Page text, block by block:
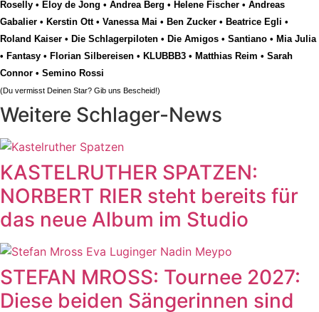
Roselly • Eloy de Jong • Andrea Berg • Helene Fischer • Andreas
Gabalier • Kerstin Ott• Vanessa Mai • Ben Zucker • Beatrice Egli •
Roland Kaiser • Die Schlagerpiloten • Die Amigos • Santiano • Mia Julia
• Fantasy • Florian Silbereisen • KLUBBB3 • Matthias Reim • Sarah
Connor • Semino Rossi
(Du vermisst Deinen Star? Gib uns Bescheid!)
Weitere Schlager-News
KASTELRUTHER SPATZEN:
NORBERT RIER steht bereits für
das neue Album im Studio
STEFAN MROSS: Tournee 2027:
Diese beiden Sängerinnen sind